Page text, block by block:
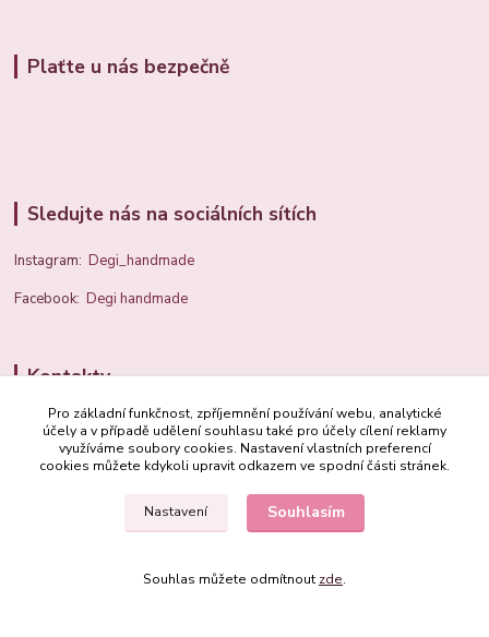
Plaťte u nás bezpečně
Sledujte nás na sociálních sítích
Instagram:Degi_handmade
Facebook:Degi handmade
Kontakty
+420 603 389 600
info@degi.cz
Pro základní funkčnost, zpříjemnění používání webu, analytické
účely a v případě udělení souhlasu také pro účely cílení reklamy
využíváme soubory cookies. Nastavení vlastních preferencí
cookies můžete kdykoli upravit odkazem ve spodní části stránek.
Nastavení Souhlasím
Souhlas můžete odmítnout zde.